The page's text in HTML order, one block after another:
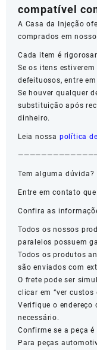
compatível
A Casa da Injeção
comprados em
Cada item é
Se os itens
defeituosos, entre
Se houver qualquer
substituição após
dinheiro.
Leia nossa política
Tem alguma dúvida?
Entre em contato
Confira as
Todos os nossos
paralelos possuem
Todos os produtos
são enviados com
O frete pode ser
clicar em “ver custos
Verifique o endereço
necessário.
Confirme se a peça
Para peças